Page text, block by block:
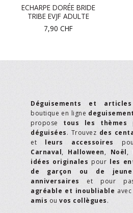
ECHARPE DORÉE BRIDE
TRIBE EVJF ADULTE
7,90 CHF
Déguisements et
boutique en ligne
propose tous les thèmes
déguisées. Trouvez des
et leurs accessoires
Carnaval, Halloween, Noël,
idées originales pour les
de garçon ou de
anniversaires et pour
agréable et inoubliable avec
amis ou vos collègues.